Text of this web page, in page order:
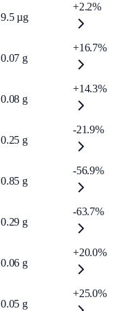
9.5 µg
+2.2%
0.07 g
+16.7%
0.08 g
+14.3%
0.25 g
-21.9%
0.85 g
-56.9%
0.29 g
-63.7%
0.06 g
+20.0%
0.05 g
+25.0%